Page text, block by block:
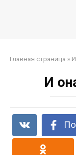
Главная страница »
И